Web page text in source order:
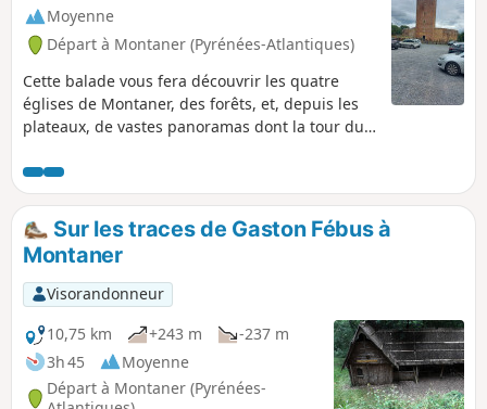
Moyenne
Départ à Montaner (Pyrénées-Atlantiques)
Cette balade vous fera découvrir les quatre
églises de Montaner, des forêts, et, depuis les
plateaux, de vastes panoramas dont la tour du
Sur les traces de Gaston Fébus à
Montaner
Visorandonneur
10,75 km
+243 m
-237 m
3h 45
Moyenne
Départ à Montaner (Pyrénées-